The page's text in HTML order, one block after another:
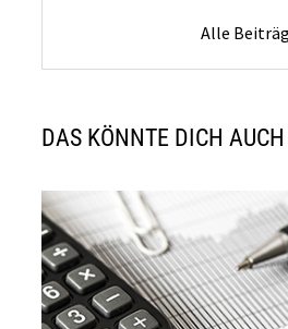
Alle
DAS KÖNNTE DICH